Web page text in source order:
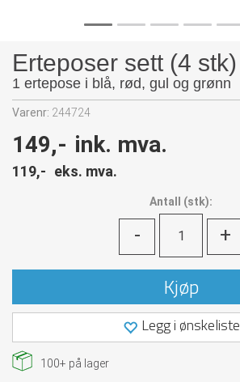
Erteposer sett (4 stk)
1 ertepose i blå, rød, gul og grønn
Varenr: 244724
149,- ink. mva.
119,- eks. mva.
Antall (stk):
- +
Kjøp
Legg i ønskeliste
100+ på lager